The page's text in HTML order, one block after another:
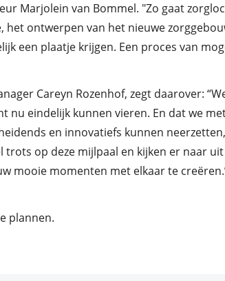
Marjolein van Bommel. "Zo gaat
het ontwerpen van het nieuwe
een plaatje krijgen. Een proces van
Careyn Rozenhof, zegt daarover:
nu eindelijk kunnen vieren. En dat we
en innovatiefs kunnen
trots op deze mijlpaal en kijken er naar
mooie momenten met elkaar te
plannen.